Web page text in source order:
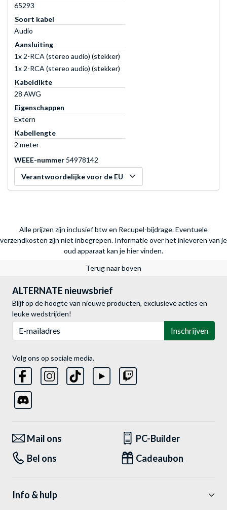
65293
Soort kabel
Audio
Aansluiting
1x 2-RCA (stereo audio) (stekker)
1x 2-RCA (stereo audio) (stekker)
Kabeldikte
28 AWG
Eigenschappen
Extern
Kabellengte
2 meter
WEEE-nummer 54978142
Verantwoordelijke voor de EU
Alle prijzen zijn inclusief btw en Recupel-bijdrage. Eventuele
verzendkosten zijn niet inbegrepen. Informatie over het inleveren van je
oud apparaat kan je hier vinden.
Terug naar boven
ALTERNATE nieuwsbrief
Blijf op de hoogte van nieuwe producten, exclusieve acties en
leuke wedstrijden!
Inschrijven
Volg ons op sociale media.
Mail ons
PC-Builder
Bel ons
Cadeaubon
Info & hulp